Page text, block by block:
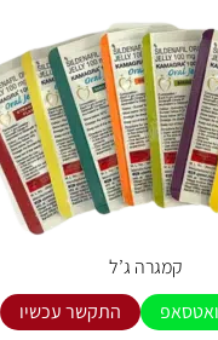
קמגרה ג’ל
התקשר עכשיו